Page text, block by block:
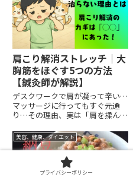
ク質はたくさん食べても太らな
い...
肩こり解消ストレッチ｜大
胸筋をほぐす5つの方法
【鍼灸師が解説】
デスクワークで肩が凝って辛い…
マッサージに行ってもすぐ元通
り…その理由、実は「肩を揉んで
本当の原因は、肩ではなく【大胸
筋（胸の筋肉）】にあります。こ
の記事では、鍼灸師歴21年の私
が、肩こりを根本から解消するス
美容、健康、ダイエット
プライバシーポリシー